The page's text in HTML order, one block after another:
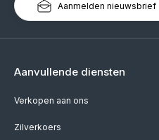
Aanmelden nieuwsbrief
Aanvullende diensten
Verkopen aan ons
Zilverkoers